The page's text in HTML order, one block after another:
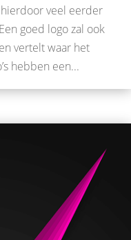
veel eerder
goed logo zal ook
vertelt waar het
hebben een...